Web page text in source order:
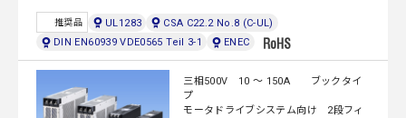
推奨品 UL1283
CSA C22.2 No.8 (C-UL)
DIN EN60939 VDE0565 Teil 3-1
ENEC
三相500V 10 ～ 150A ブックタイ
プ
モータドライブシステム向け 2段フィ